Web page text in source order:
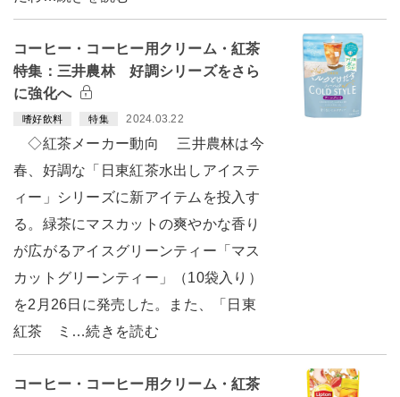
コーヒー・コーヒー用クリーム・紅茶
特集：三井農林 好調シリーズをさら
に強化へ
嗜好飲料 特集 2024.03.22
◇紅茶メーカー動向 三井農林は今
春、好調な「日東紅茶水出しアイステ
ィー」シリーズに新アイテムを投入す
る。緑茶にマスカットの爽やかな香り
が広がるアイスグリーンティー「マス
カットグリーンティー」（10袋入り）
を2月26日に発売した。また、「日東
紅茶 ミ…続きを読む
コーヒー・コーヒー用クリーム・紅茶